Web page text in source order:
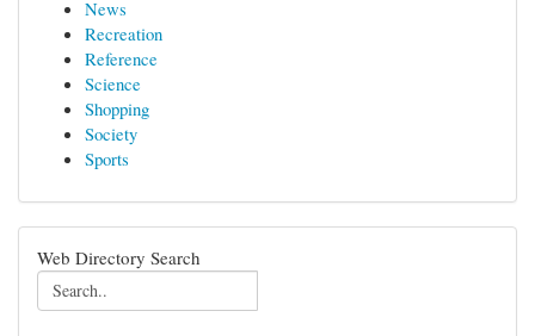
News
Recreation
Reference
Science
Shopping
Society
Sports
Web Directory Search